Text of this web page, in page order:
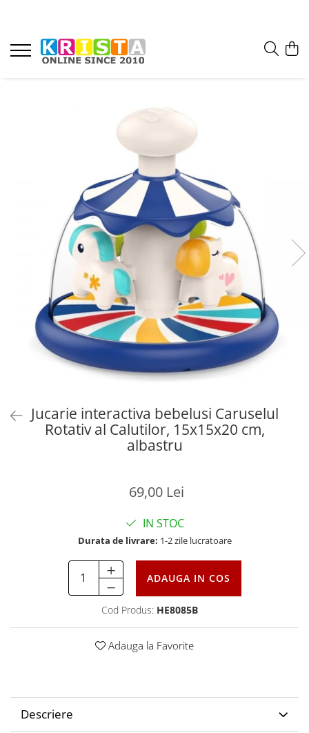
Jucarie interactiva bebelusi Caruselul
Rotativ al Calutilor, 15x15x20 cm,
albastru
69,00 Lei
IN STOC
Durata de livrare: 1-2 zile lucratoare
ADAUGA IN COS
Cod Produs: HE8085B
Adauga la Favorite
Descriere